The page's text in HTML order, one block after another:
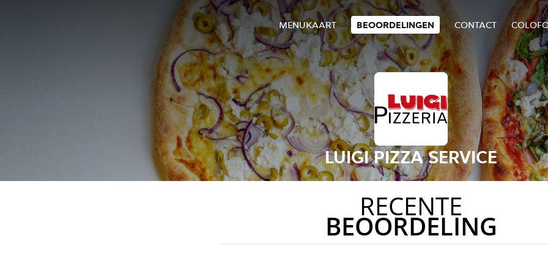
MENUKAART BEOORDELINGEN CONTACT
LUIGI PIZZA SERVICE
RECENTE
BEOORDELING